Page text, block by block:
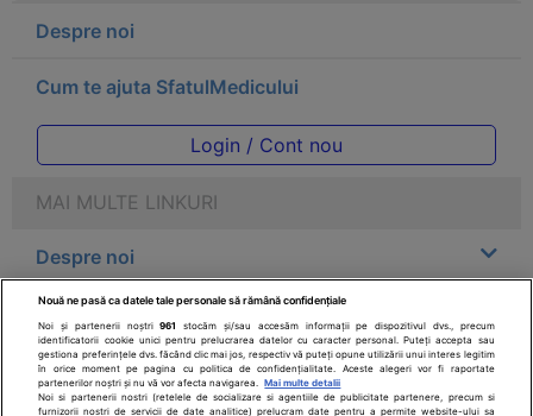
Despre noi
Cum te ajuta SfatulMedicului
Login / Cont nou
MAI MULTE LINKURI
Despre noi
Legal
Drepturile consumatorului
Nouă ne pasă ca datele tale personale să rămână confidențiale
Noi și partenerii noștri961
stocăm și/sau accesăm informații pe dispozitivul dvs., precum
identificatorii cookie unici pentru prelucrarea datelor cu caracter personal. Puteți accepta sau
gestiona preferințele dvs. făcând clic mai jos, respectiv vă puteți opune utilizării unui interes legitim
în orice moment pe pagina cu politica de confidențialitate. Aceste alegeri vor fi raportate
partenerilor noștri și nu vă vor afecta navigarea.
Mai multe detalii
Noi si partenerii nostri (retelele de socializare si agentiile de publicitate partenere, precum si
furnizorii nostri de servicii de date analitice) prelucram date pentru a permite website-ului sa